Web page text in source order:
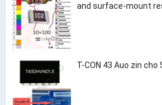
and surface-mount
T-CON 43 Auo zin cho